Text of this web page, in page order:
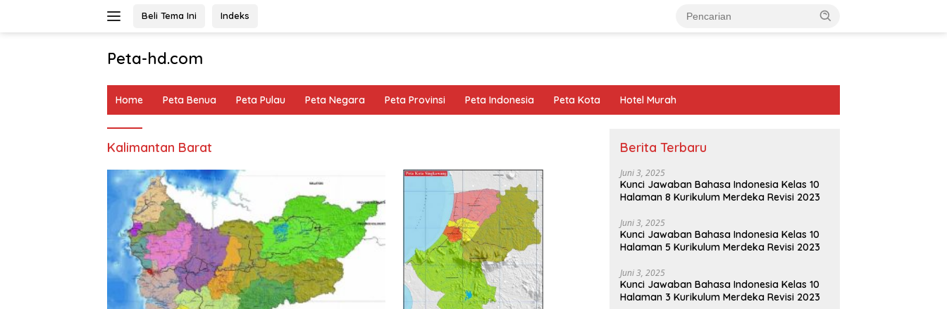
Beli Tema Ini Indeks
Peta-hd.com
Gambar
HD
Home Peta Benua Peta Pulau Peta Negara Peta Provinsi Peta Indonesia Peta Kota Hotel Murah
Kalimantan Barat Berita Terbaru
Juni 3, 2025
Kunci Jawaban Bahasa Indonesia Kelas 10
Halaman 8 Kurikulum Merdeka Revisi 2023
Juni 3, 2025
Kunci Jawaban Bahasa Indonesia Kelas 10
Halaman 5 Kurikulum Merdeka Revisi 2023
Juni 3, 2025
Kunci Jawaban Bahasa Indonesia Kelas 10
Halaman 3 Kurikulum Merdeka Revisi 2023